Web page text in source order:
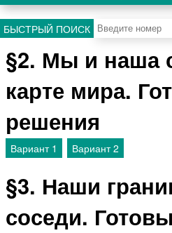
БЫСТРЫЙ ПОИСК
§2. Мы и наша
карте мира.
решения
Вариант 1 Вариант 2
§3. Наши
соседи.